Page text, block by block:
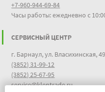
+7-960-944-69-84
Часы работы: ежедневно с
СЕРВИСНЫЙ ЦЕНТР
г. Барнаул, ул. Власихинская,
(3852) 31-99-12
(3852) 25-67-95
service@klentrade.ru